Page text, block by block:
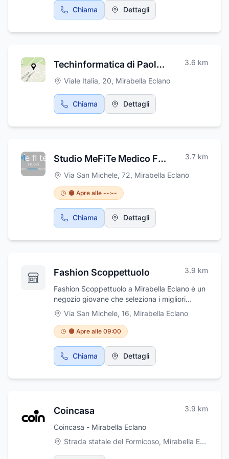
privato ad Avellino e Benevento, trasferimenti
da e per gli aeroporti di Roma Fiumicino e
stazione.
Chiama Dettagli
Techinformatica di Paolo De Simone 3.6 km
Viale Italia, 20, Mirabella Eclano
Chiama Dettagli
Studio MeFiTe Medico FisioTerapico di Nicolai Cocchiola 3.7 km
Via San Michele, 72, Mirabella Eclano
🟠 Apre alle --:--
Chiama Dettagli
Fashion Scoppettuolo 3.9 km
Fashion Scoppettuolo a Mirabella Eclano è un
negozio giovane che seleziona i migliori
marchi di abbigliamento capaci di soddisfare
le esigenze della nuova famiglia italiana,
elegante, sportiva e dinamica. Fashion
Scoppettuolo ricerca la conciliabilità delle
qualità dei prodotti con la convenienza. Un
equilibrio non sempre facile ma
Massimo e Antonella Scoppettuolo credono in
che con successo veste la donna e l’uomo dei
www.fashionscoppettuolo.it.
Via San Michele, 16, Mirabella Eclano
🟠 Apre alle 09:00
Chiama Dettagli
Coincasa 3.9 km
Coincasa - Mirabella Eclano
Strada statale del Formicoso, Mirabella Eclano